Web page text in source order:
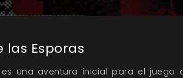
las Esporas
una aventura inicial para el juego